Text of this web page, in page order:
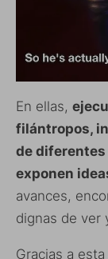
En ellas,
filántropos,
de
exponen
avances,
dignas de ver
Gracias a